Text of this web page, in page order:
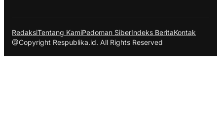
RedaksiTentang KamiPedoman SiberIndeks BeritaKontak
@Copyright Respublika.id. All Rights Reserved